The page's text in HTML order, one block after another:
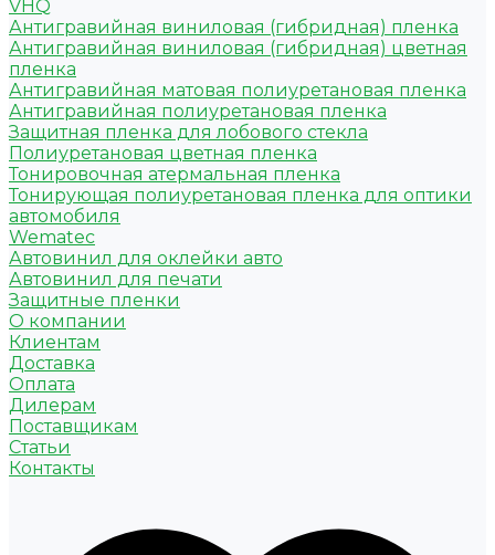
VHQ
Антигравийная виниловая (гибридная) пленка
Антигравийная виниловая (гибридная) цветная
пленка
Антигравийная матовая полиуретановая пленка
Антигравийная полиуретановая пленка
Защитная пленка для лобового стекла
Полиуретановая цветная пленка
Тонировочная атермальная пленка
Тонирующая полиуретановая пленка для оптики
автомобиля
Wematec
Автовинил для оклейки авто
Автовинил для печати
Защитные пленки
О компании
Клиентам
Доставка
Оплата
Дилерам
Поставщикам
Статьи
Контакты